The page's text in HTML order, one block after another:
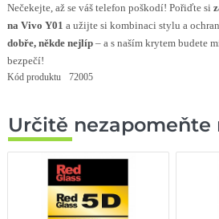
Nečekejte, až se váš telefon poškodí! Pořiďte si
na Vivo Y01 a užijte si kombinaci stylu a
dobře, někde nejlíp– a s naším krytem budete
bezpečí!
Kód produktu 72005
Určitě nezapomeňte